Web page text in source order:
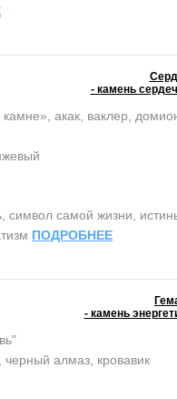
- камень
камне», акак, ваклер,
самой жизни,
ПОДРОБНЕЕ
- камень
черный алмаз, кровавик